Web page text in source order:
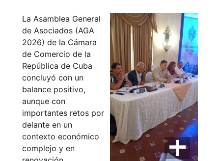
La Asamblea General
de Asociados (AGA
2026) de la Cámara
de Comercio de la
República de Cuba
concluyó con un
balance positivo,
aunque con
importantes retos por
delante en un
contexto económico
complejo y en